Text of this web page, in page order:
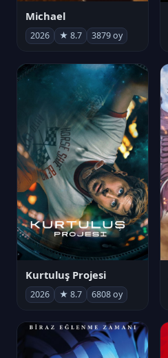
Michael
2026 ★ 8.7 3879 oy
Kurtuluş Projesi
2026 ★ 8.7 6808 oy